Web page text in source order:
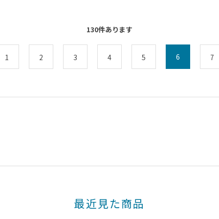
130件あります
1 2 3 4 5 6 7
最近見た商品